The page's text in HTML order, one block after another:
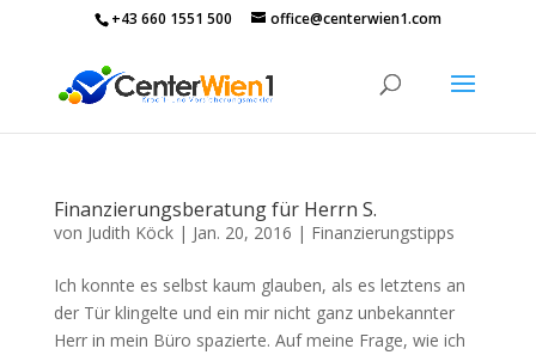
+43 660 1551 500 office@centerwien1.com
Finanzierungsberatung für Herrn S.
von Judith Köck| Jan. 20, 2016 | Finanzierungstipps
Ich konnte es selbst kaum glauben, als es letztens an
der Tür klingelte und ein mir nicht ganz unbekannter
Herr in mein Büro spazierte. Auf meine Frage, wie ich